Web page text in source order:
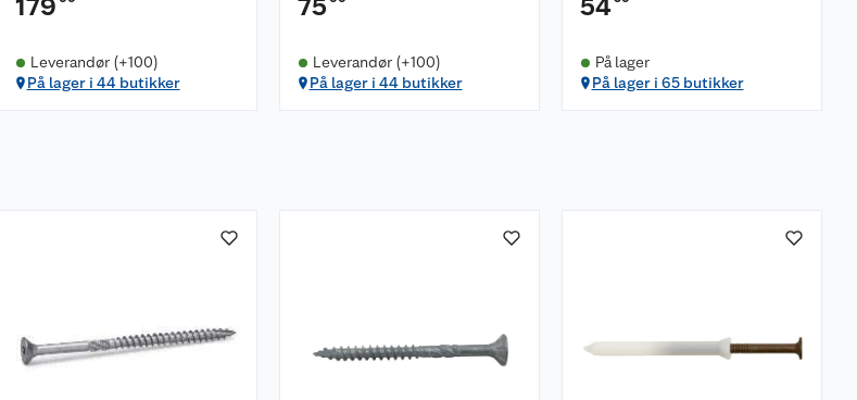
179
Leverandør (+100)
På lager i 44 butikker
75
Leverandør (+100)
På lager i 44 butikker
54
På lager
På lager i 65 butikker